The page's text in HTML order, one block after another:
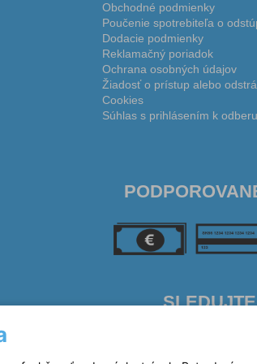
Obchodné podmienky
Poučenie spotrebiteľa o
Dodacie podmienky
Reklamačný poriadok
Ochrana osobných údajov
Žiadosť o prístup alebo
Cookies
Súhlas s prihlásením k